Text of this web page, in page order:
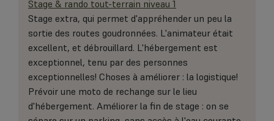
Stage & rando tout-terrain niveau 1
Stage extra, qui permet d'appréhender un peu la
sortie des routes goudronnées. L'animateur était
excellent, et débrouillard. L'hébergement est
exceptionnel, tenu par des personnes
exceptionnelles! Choses à améliorer : la logistique!
Prévoir une moto de rechange sur le lieu
d'hébergement. Améliorer la fin de stage : on se